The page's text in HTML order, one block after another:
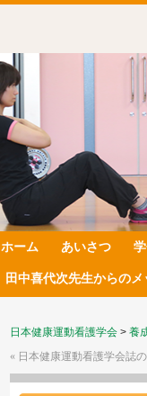
ホーム あいさつ
田中喜代次先生からの
日本健康運動看護学会 > 養
« 日本健康運動看護学会誌